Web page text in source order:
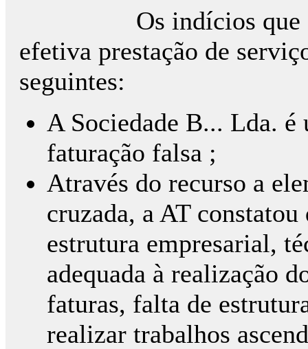
Os indícios que
efetiva prestação de
seguintes:
A Sociedade B... Lda.
faturação falsa ;
Através do recurso a
cruzada, a AT
estrutura empresarial,
adequada à realização
faturas, falta de
realizar trabalhos